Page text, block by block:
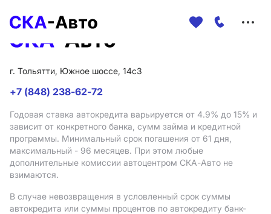
г. Тольятти, Южное шоссе, 14с3
+7 (848) 238-62-72
Годовая ставка автокредита варьируется от 4.9% до 15% и
зависит от конкретного банка, сумм займа и кредитной
программы. Минимальный срок погашения от 61 дня,
максимальный - 96 месяцев. При этом любые
дополнительные комиссии автоцентром СКА-Авто не
взимаются.
В случае невозвращения в условленный срок суммы
автокредита или суммы процентов по автокредиту банк-